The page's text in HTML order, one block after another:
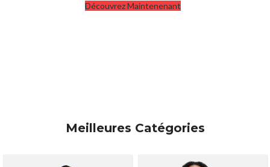
Découvrez Maintenenant
Meilleures Catégories